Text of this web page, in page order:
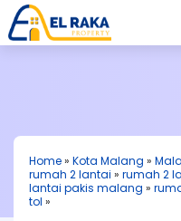
Home» Kota Malang »
rumah 2 lantai » rumah 2
lantai pakis malang »
tol »